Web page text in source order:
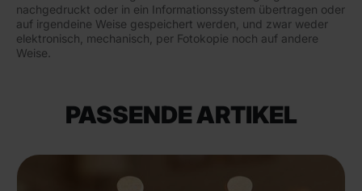
nachgedruckt oder in ein Informationssystem übertragen oder
auf irgendeine Weise gespeichert werden, und zwar weder
elektronisch, mechanisch, per Fotokopie noch auf andere
Weise.
PASSENDE ARTIKEL